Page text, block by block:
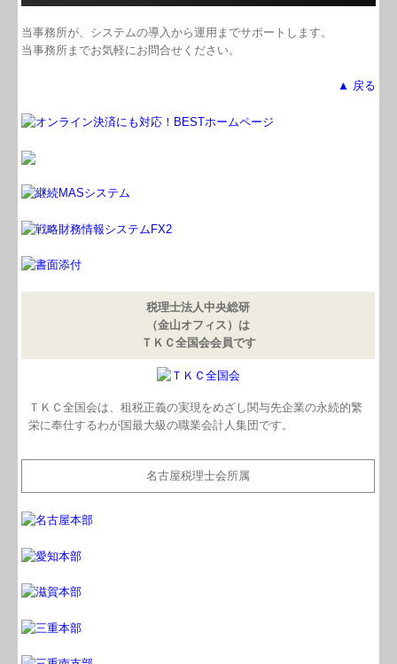
税理士法人中央総研
（金山オフィス）は
ＴＫＣ全国会会員です
ＴＫＣ全国会は、租税正義の実現をめざし関与先企業の永続的繁
栄に奉仕するわが国最大級の職業会計人集団です。
名古屋税理士会所属
当事務所が、システムの導入から運用までサポートします。
当事務所までお気軽にお問合せください。
▲ 戻る